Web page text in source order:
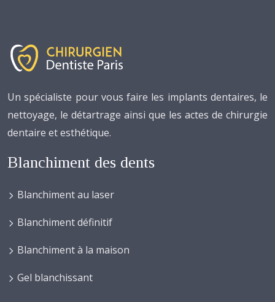
Un spécialiste pour vous faire les implants dentaires, le
nettoyage, le détartrage ainsi que les actes de chirurgie
dentaire et esthétique.
Blanchiment des dents
Blanchiment au laser
Blanchiment définitif
Blanchiment à la maison
Gel blanchissant